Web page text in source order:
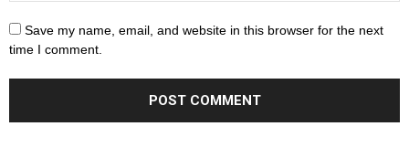
Save my name, email, and website in this browser for the next
time I comment.